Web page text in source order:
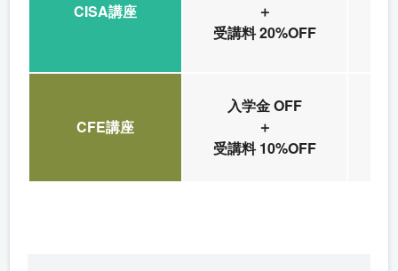
CISA講座
＋
受講料 20%OFF
CFE講座
入学金 OFF
＋
受講料 10%OFF